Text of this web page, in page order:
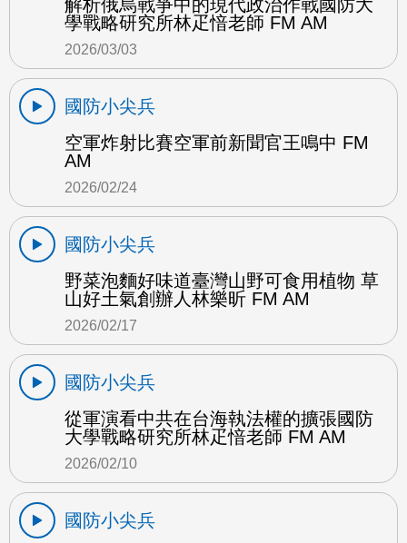
解析俄烏戰爭中的現代政治作戰國防大
學戰略研究所林疋愔老師 FM AM
2026/03/03
國防小尖兵
空軍炸射比賽空軍前新聞官王鳴中 FM
AM
2026/02/24
國防小尖兵
野菜泡麵好味道臺灣山野可食用植物 草
山好土氣創辦人林樂昕 FM AM
2026/02/17
國防小尖兵
從軍演看中共在台海執法權的擴張國防
大學戰略研究所林疋愔老師 FM AM
2026/02/10
國防小尖兵